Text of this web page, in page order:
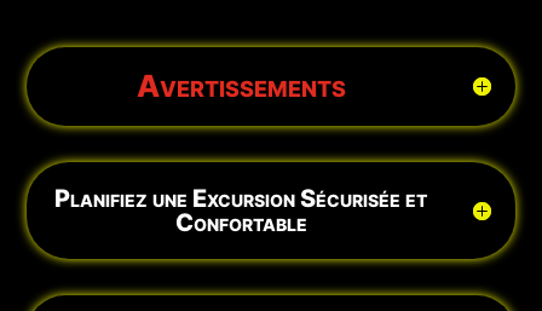
Avertissements
Planifiez une Excursion Sécurisée et
Confortable